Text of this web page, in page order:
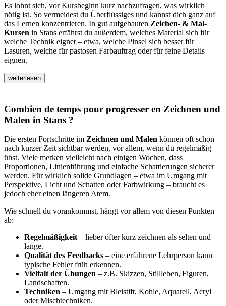
Es lohnt sich, vor Kursbeginn kurz nachzufragen, was wirklich
nötig ist. So vermeidest du Überflüssiges und kannst dich ganz auf
das Lernen konzentrieren. In gut aufgebauten Zeichen- & Mal-
Kursen in Stans erfährst du außerdem, welches Material sich für
welche Technik eignet – etwa, welche Pinsel sich besser für
Lasuren, welche für pastosen Farbauftrag oder für feine Details
eignen.
weiterlesen
Combien de temps pour progresser en Zeichnen und
Malen in Stans ?
Die ersten Fortschritte im Zeichnen und Malen können oft schon
nach kurzer Zeit sichtbar werden, vor allem, wenn du regelmäßig
übst. Viele merken vielleicht nach einigen Wochen, dass
Proportionen, Linienführung und einfache Schattierungen sicherer
werden. Für wirklich solide Grundlagen – etwa im Umgang mit
Perspektive, Licht und Schatten oder Farbwirkung – braucht es
jedoch eher einen längeren Atem.
Wie schnell du vorankommst, hängt vor allem von diesen Punkten
ab:
Regelmäßigkeit – lieber öfter kurz zeichnen als selten und
lange.
Qualität des Feedbacks – eine erfahrene Lehrperson kann
typische Fehler früh erkennen.
Vielfalt der Übungen – z.B. Skizzen, Stillleben, Figuren,
Landschaften.
Techniken – Umgang mit Bleistift, Kohle, Aquarell, Acryl
oder Mischtechniken.